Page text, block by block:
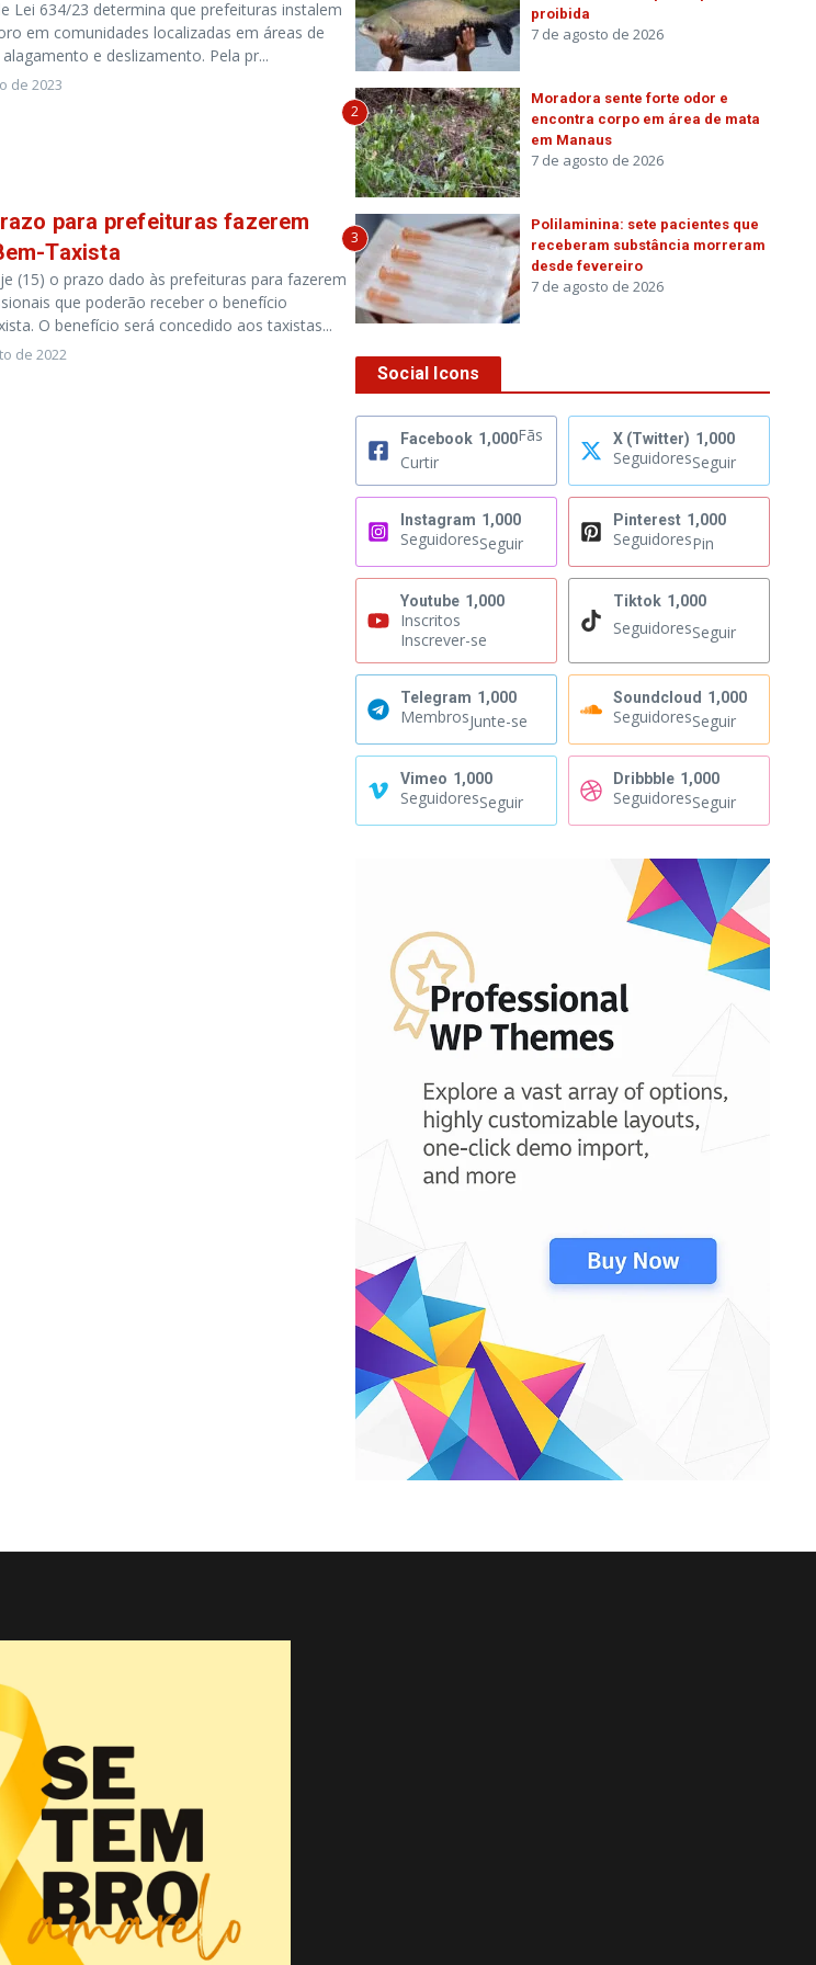
Lei 634/23 determina que prefeituras instalem
em comunidades localizadas em áreas de
e deslizamento. Pela pr...
de 2023
para prefeituras fazerem
Taxista
(15) o prazo dado às prefeituras para fazerem
que poderão receber o benefício
O benefício será concedido aos taxistas...
de 2022
proibida
7 de agosto de 2026
2
Moradora sente forte odor e
encontra corpo em área de mata
em Manaus
7 de agosto de 2026
3
Polilaminina: sete pacientes que
receberam substância morreram
desde fevereiro
7 de agosto de 2026
Social Icons
Facebook 1,000Fãs
Curtir
X (Twitter) 1,000
SeguidoresSeguir
Instagram 1,000
SeguidoresSeguir
Pinterest 1,000
SeguidoresPin
Youtube 1,000
Inscritos
Inscrever-se
Tiktok 1,000
SeguidoresSeguir
Telegram 1,000
MembrosJunte-se
Soundcloud 1,000
SeguidoresSeguir
Vimeo 1,000
SeguidoresSeguir
Dribbble 1,000
SeguidoresSeguir